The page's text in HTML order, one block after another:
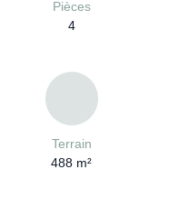
Pièces
4
Terrain
488 m²